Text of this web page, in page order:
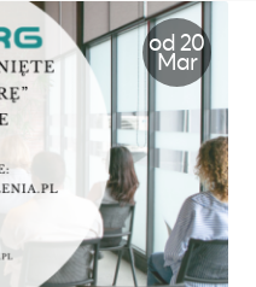
od 20
Mar